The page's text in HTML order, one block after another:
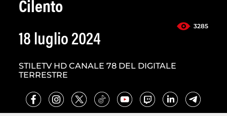
Cilento
3285
18 luglio 2024
STILETV HD CANALE 78 DEL DIGITALE
TERRESTRE